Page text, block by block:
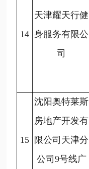
14
天津耀天行健
身服务有限公
司
15
沈阳奥特莱斯
房地产开发有
限公司天津分
公司9号线广